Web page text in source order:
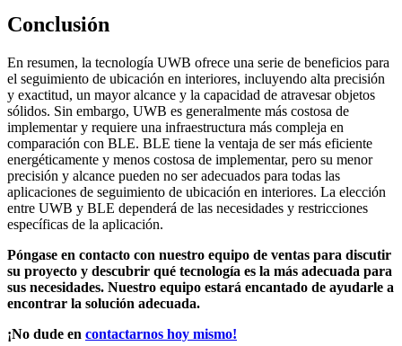
Conclusión
En resumen, la tecnología UWB ofrece una serie de beneficios para
el seguimiento de ubicación en interiores, incluyendo alta precisión
y exactitud, un mayor alcance y la capacidad de atravesar objetos
sólidos. Sin embargo, UWB es generalmente más costosa de
implementar y requiere una infraestructura más compleja en
comparación con BLE. BLE tiene la ventaja de ser más eficiente
energéticamente y menos costosa de implementar, pero su menor
precisión y alcance pueden no ser adecuados para todas las
aplicaciones de seguimiento de ubicación en interiores. La elección
entre UWB y BLE dependerá de las necesidades y restricciones
específicas de la aplicación.
Póngase en contacto con nuestro equipo de ventas para discutir
su proyecto y descubrir qué tecnología es la más adecuada para
sus necesidades. Nuestro equipo estará encantado de ayudarle a
encontrar la solución adecuada.
¡No dude en contactarnos hoy mismo!